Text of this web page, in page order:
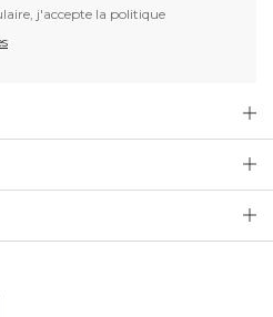
j'accepte la politique